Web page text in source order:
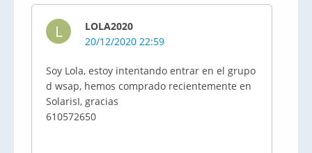
L
LOLA2020
20/12/2020 22:59
Soy Lola, estoy intentando entrar en el grupo
d wsap, hemos comprado recientemente en
SolarisI, gracias
610572650